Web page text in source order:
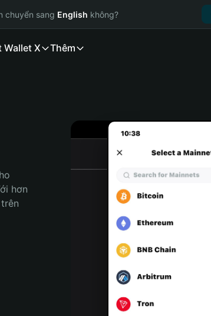
chuyển sang English không?
Wallet X Thêm
hơn